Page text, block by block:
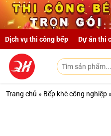
Skip to main content
Dịch vụ thi công bếp Dự án thi
Trang chủ » Bếp khè công nghiệp »